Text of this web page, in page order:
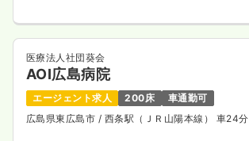
医療法人社団葵会
AOI広島病院
エージェント求人 200床
車通勤可
広島県東広島市 / 西条駅（ＪＲ山陽本線） 車24分